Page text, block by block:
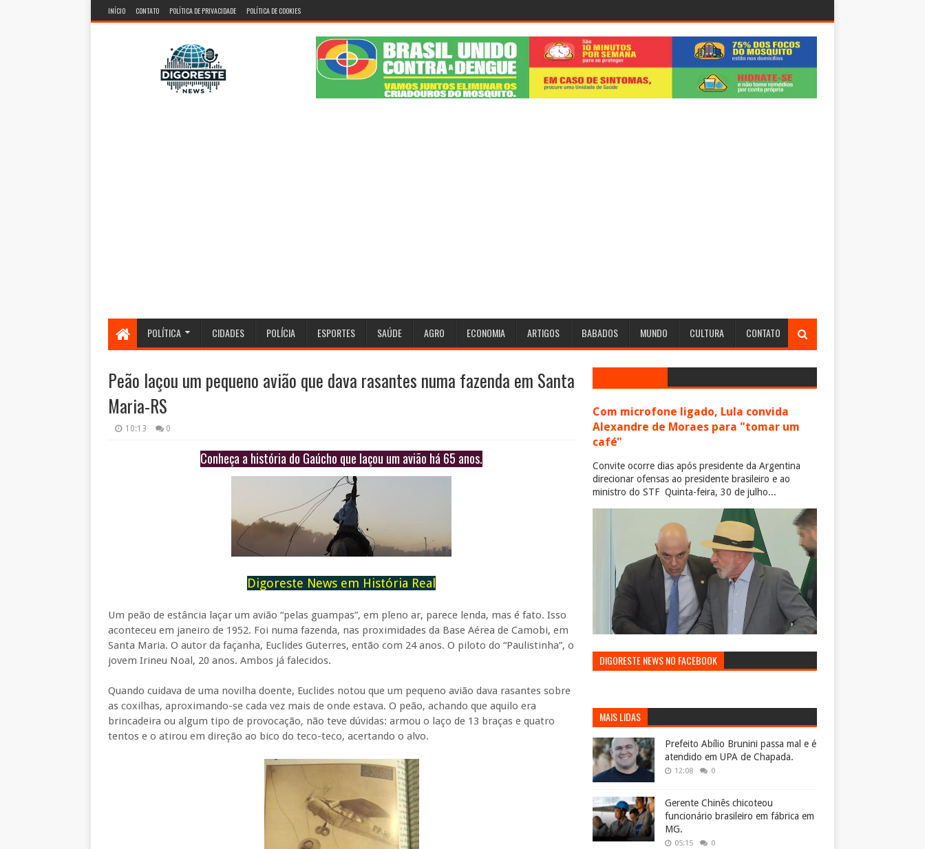
INÍCIO CONTATO POLÍTICA DE PRIVACIDADE POLÍTICA DE COOKIES
POLÍTICA CIDADES POLÍCIA ESPORTES SAÚDE AGRO ECONOMIA ARTIGOS BABADOS MUNDO CULTURA CONTATO
Peão laçou um pequeno avião que dava rasantes numa fazenda em Santa
Maria-RS
10:13 0
Conheça a história do Gaúcho que laçou um avião há 65 anos.
Digoreste News em História Real
Um peão de estância laçar um avião “pelas guampas”, em pleno ar, parece lenda, mas é fato. Isso
aconteceu em janeiro de 1952. Foi numa fazenda, nas proximidades da Base Aérea de Camobi, em
Santa Maria. O autor da façanha, Euclides Guterres, então com 24 anos. O piloto do “Paulistinha”, o
jovem Irineu Noal, 20 anos. Ambos já falecidos.
Quando cuidava de uma novilha doente, Euclides notou que um pequeno avião dava rasantes sobre
as coxilhas, aproximando-se cada vez mais de onde estava. O peão, achando que aquilo era
brincadeira ou algum tipo de provocação, não teve dúvidas: armou o laço de 13 braças e quatro
tentos e o atirou em direção ao bico do teco-teco, acertando o alvo.
Com microfone ligado, Lula convida
Alexandre de Moraes para "tomar um
café"
Convite ocorre dias após presidente da Argentina
direcionar ofensas ao presidente brasileiro e ao
ministro do STF Quinta-feira, 30 de julho...
DIGORESTE NEWS NO FACEBOOK
MAIS LIDAS
Prefeito Abílio Brunini passa mal e é
atendido em UPA de Chapada.
12:08 0
Gerente Chinês chicoteou
funcionário brasileiro em fábrica em
MG.
05:15 0